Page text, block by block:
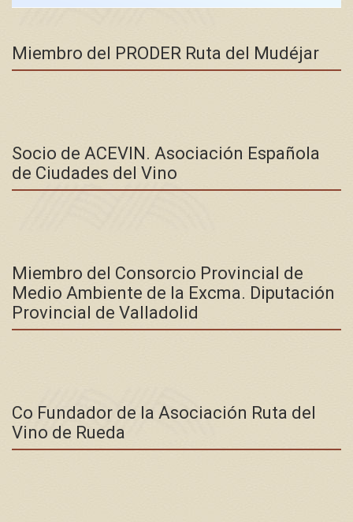
Miembro del PRODER Ruta del Mudéjar
Socio de ACEVIN. Asociación Española
de Ciudades del Vino
Miembro del Consorcio Provincial de
Medio Ambiente de la Excma. Diputación
Provincial de Valladolid
Co Fundador de la Asociación Ruta del
Vino de Rueda